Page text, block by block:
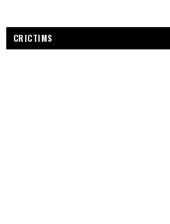
CRICTIMS